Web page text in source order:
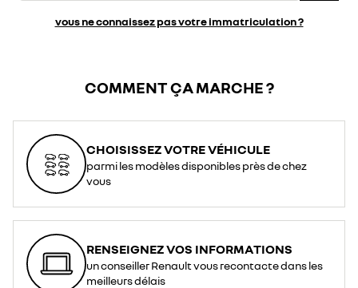
vous ne connaissez pas votre immatriculation ?
COMMENT ÇA MARCHE ?
CHOISISSEZ VOTRE VÉHICULE
parmi les modèles disponibles près de chez
vous
RENSEIGNEZ VOS INFORMATIONS
un conseiller Renault vous recontacte dans les
meilleurs délais